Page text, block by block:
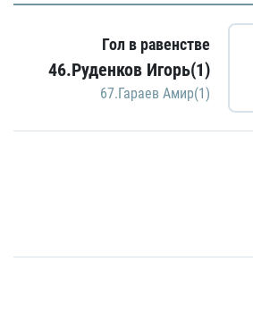
Гол в равенстве
46.Руденков Игорь(1)
67.Гараев Амир(1)